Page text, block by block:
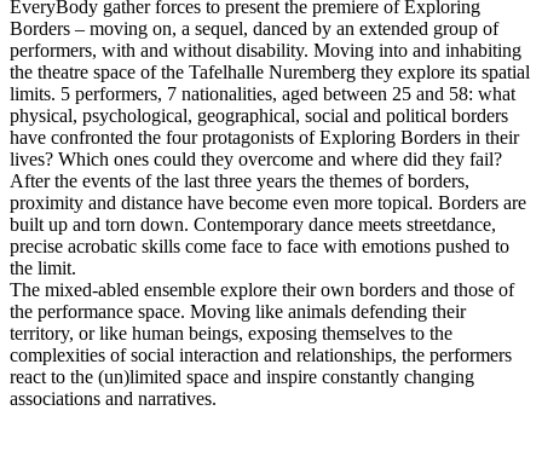
EveryBody gather forces to present the premiere of Exploring
Borders – moving on, a sequel, danced by an extended group of
performers, with and without disability. Moving into and inhabiting
the theatre space of the Tafelhalle Nuremberg they explore its spatial
limits. 5 performers, 7 nationalities, aged between 25 and 58: what
physical, psychological, geographical, social and political borders
have confronted the four protagonists of Exploring Borders in their
lives? Which ones could they overcome and where did they fail?
After the events of the last three years the themes of borders,
proximity and distance have become even more topical. Borders are
built up and torn down. Contemporary dance meets streetdance,
precise acrobatic skills come face to face with emotions pushed to
the limit.
The mixed-abled ensemble explore their own borders and those of
the performance space. Moving like animals defending their
territory, or like human beings, exposing themselves to the
complexities of social interaction and relationships, the performers
react to the (un)limited space and inspire constantly changing
associations and narratives.